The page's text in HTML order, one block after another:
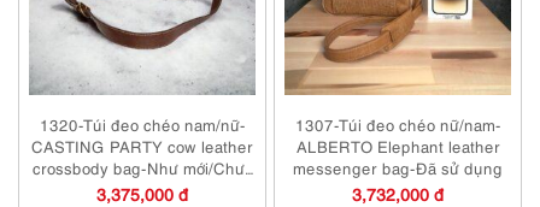
1320-Túi đeo chéo nam/nữ-
CASTING PARTY cow leather
crossbody bag-Như mới/Chưa
sử dụng
3,375,000 đ
1307-Túi đeo chéo nữ/nam-
ALBERTO Elephant leather
messenger bag-Đã sử dụng
3,732,000 đ